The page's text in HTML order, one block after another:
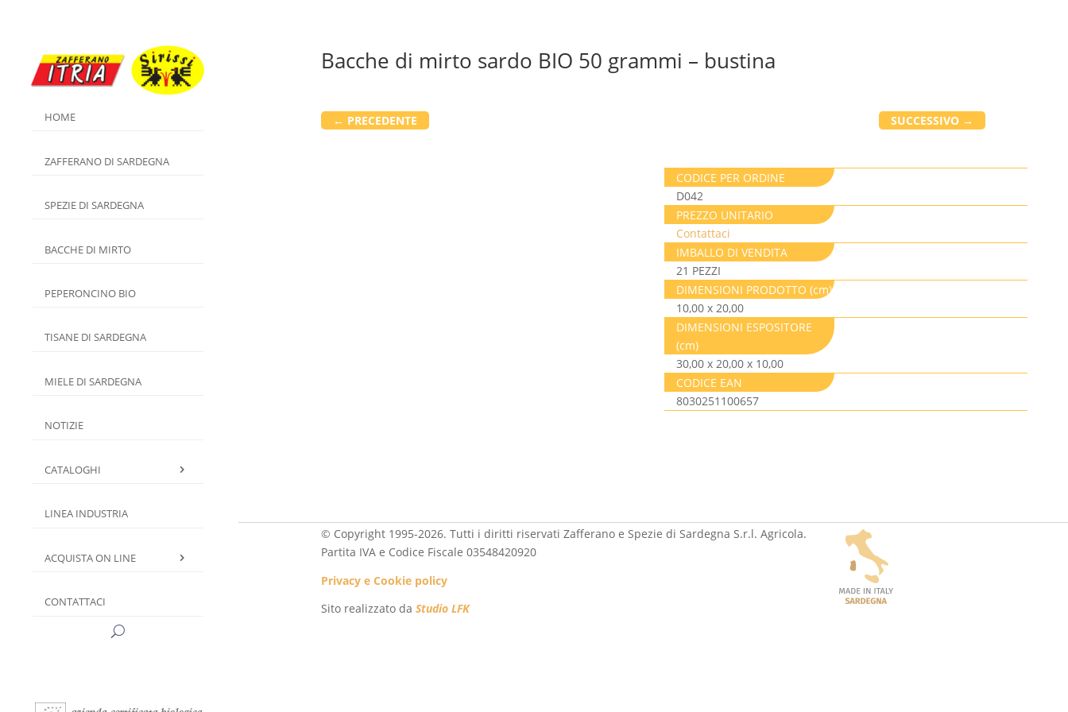
HOME
ZAFFERANO DI SARDEGNA
SPEZIE DI SARDEGNA
BACCHE DI MIRTO
PEPERONCINO BIO
TISANE DI SARDEGNA
MIELE DI SARDEGNA
NOTIZIE
CATALOGHI
LINEA INDUSTRIA
ACQUISTA ON LINE
CONTATTACI
Bacche di mirto sardo BIO 50 grammi – bustina
← PRECEDENTE SUCCESSIVO→
CODICE PER ORDINE
D042
PREZZO UNITARIO
Contattaci
IMBALLO DI VENDITA
21 PEZZI
DIMENSIONI PRODOTTO (cm)
10,00 x 20,00
DIMENSIONI ESPOSITORE
(cm)
30,00 x 20,00 x 10,00
CODICE EAN
8030251100657
© Copyright 1995-2026. Tutti i diritti riservati Zafferano e Spezie di Sardegna S.r.l. Agricola.
Partita IVA e Codice Fiscale 03548420920
Privacy e Cookie policy
Sito realizzato daStudio LFK